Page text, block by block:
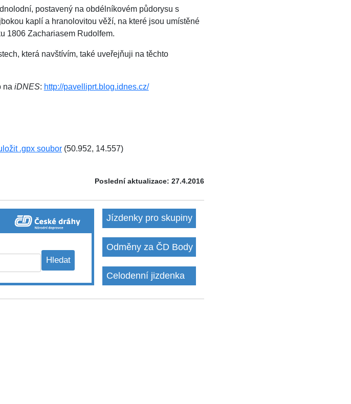
postavený na obdélníkovém půdorysu s
kaplí a hranolovitou věží, na které jsou umístěné
1806 Zachariasem Rudolfem.
která navštívím, také uveřejňuji na těchto
na iDNES: http://pavelliprt.blog.idnes.cz/
.gpx soubor (50.952, 14.557)
Poslední aktualizace: 27.4.2016
Jízdenky pro skupiny
Odměny za ČD Body
Celodenní jizdenka